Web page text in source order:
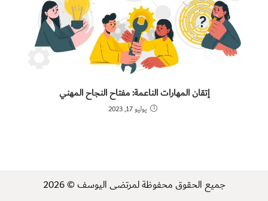
إتقان المهارات الناعمة: مفتاح النجاح المهني
يوليو 17, 2023
جميع الحقوق محفوظة لمرتضى اليوسف © 2026